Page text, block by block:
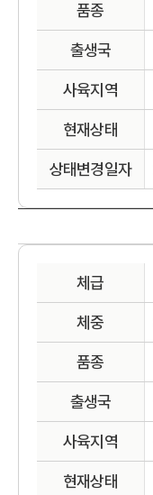
품종
출생국
사육지역
현재상태
상태변경일자
체급
체중
품종
출생국
사육지역
현재상태